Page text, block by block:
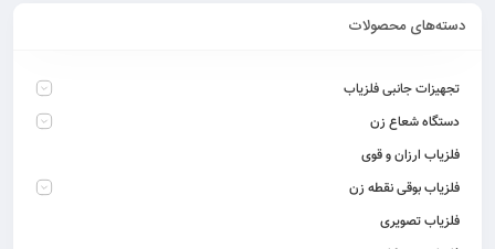
دسته‌های محصولات
تجهیزات جانبی فلزیاب
دستگاه شعاع زن
فلزیاب ارزان و قوی
فلزیاب بوقی نقطه زن
فلزیاب تصویری